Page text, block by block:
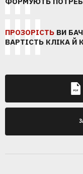
ПРОЗОРІСТЬ ВИ
ВАРТІСТЬ КЛІКА Й